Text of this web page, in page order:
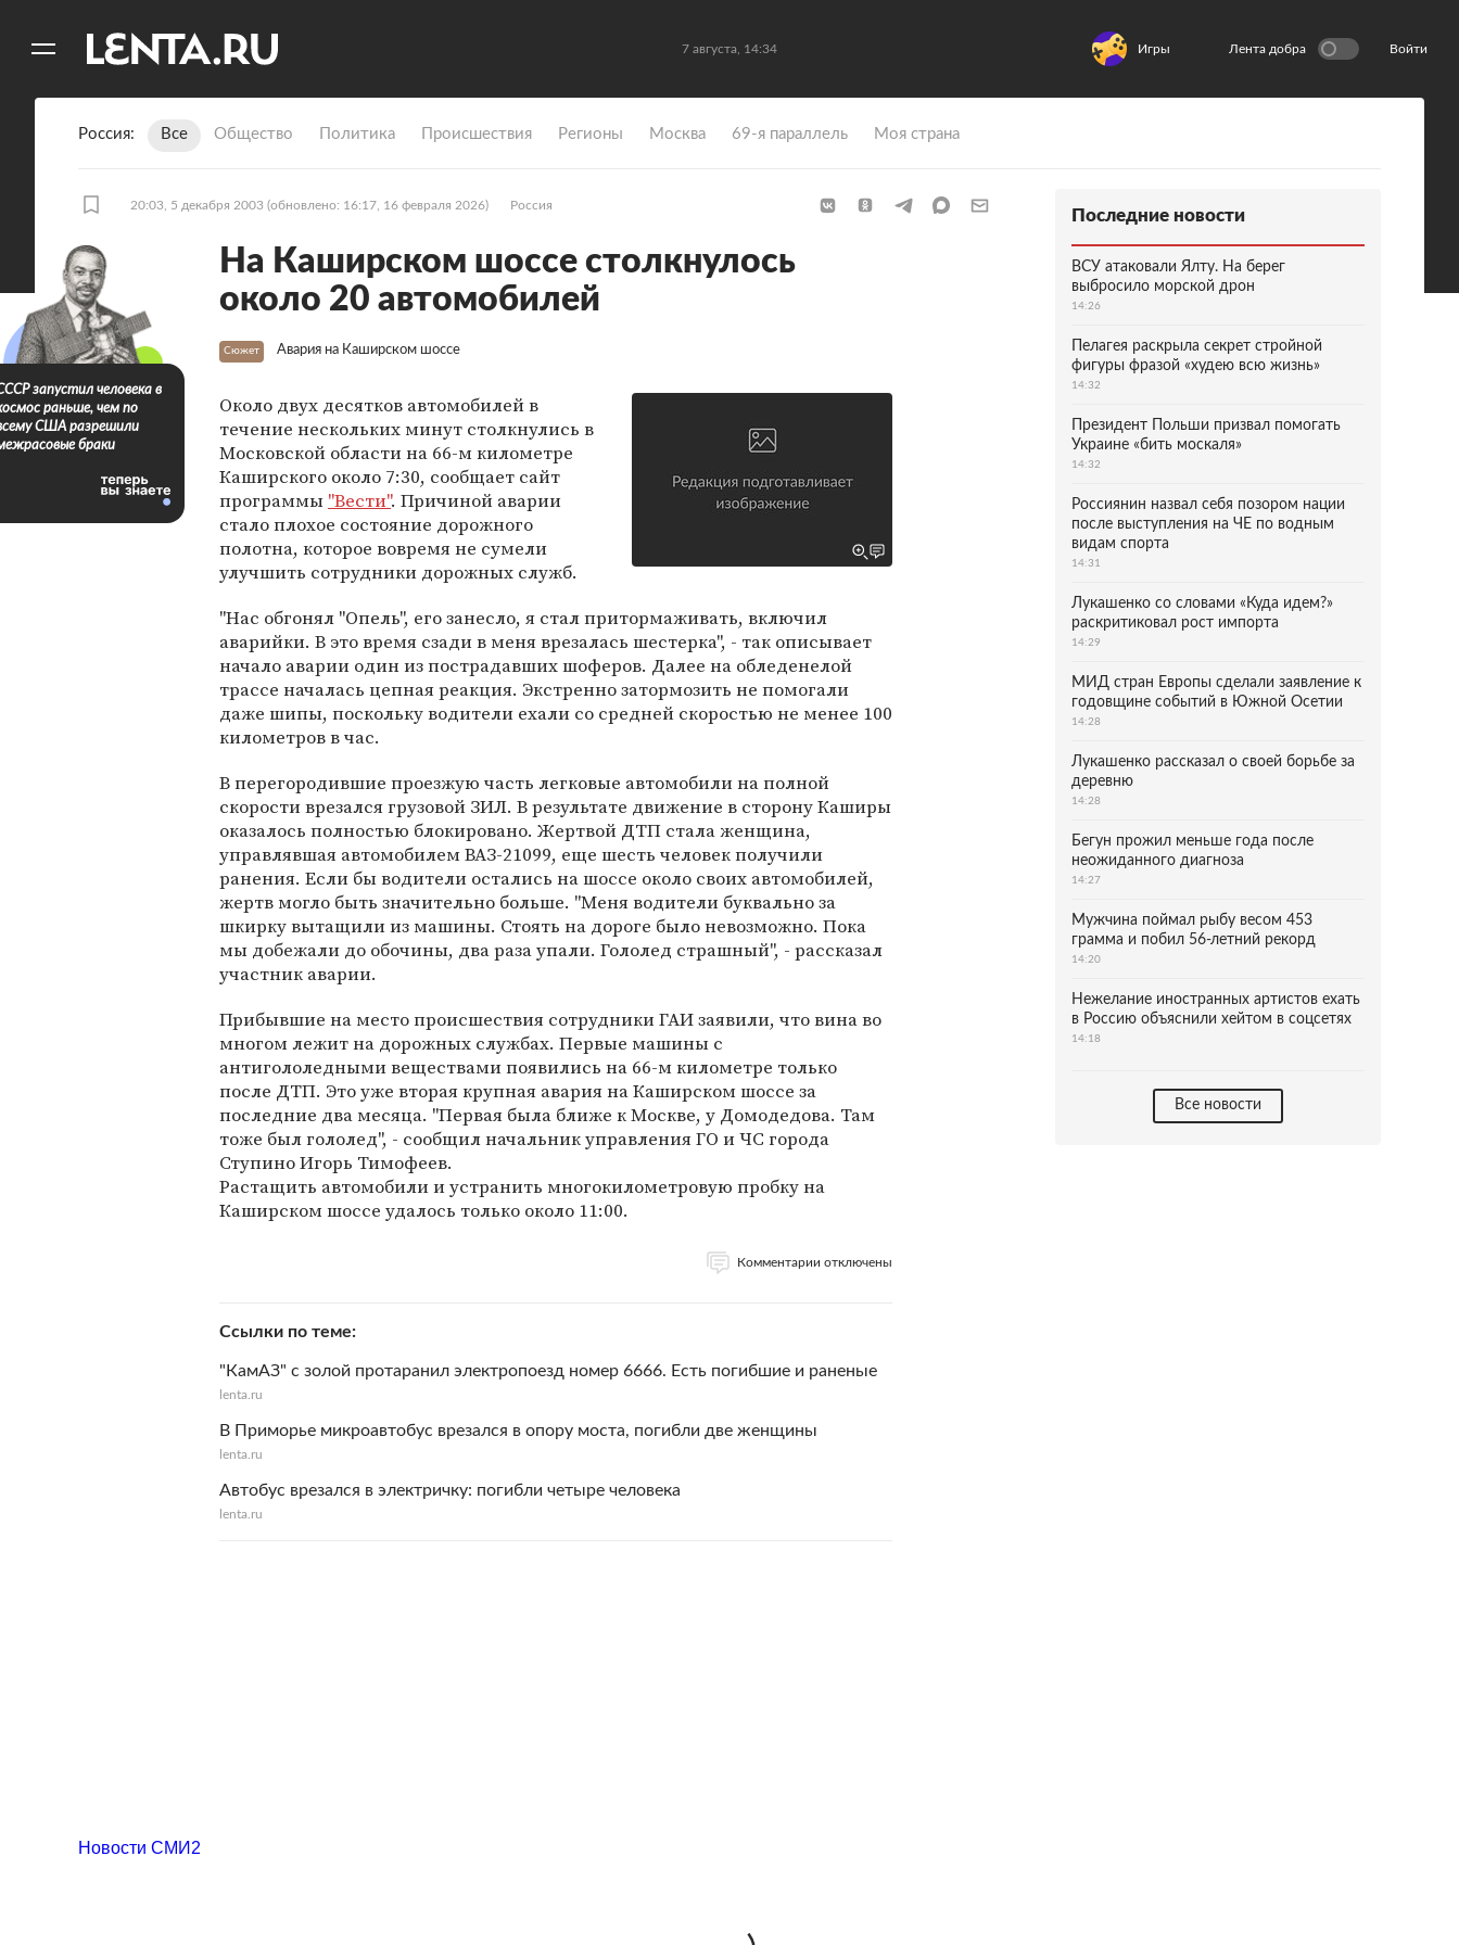
7 августа, 14:34 Игры Лента добра Войти
Россия Все Общество Политика Происшествия Регионы Москва 69-я параллель Моя страна
20:03, 5 декабря 2003 (обновлено: 16:17, 16 февраля 2026) Россия
На Каширском шоссе столкнулось
около 20 автомобилей
Сюжет Авария на Каширском шоссе
Около двух десятков автомобилей в
течение нескольких минут столкнулись в
Московской области на 66-м километре
Каширского около 7:30, сообщает сайт
программы "Вести". Причиной аварии
стало плохое состояние дорожного
полотна, которое вовремя не сумели
улучшить сотрудники дорожных служб.
"Нас обгонял "Опель", его занесло, я стал притормаживать, включил
аварийки. В это время сзади в меня врезалась шестерка", - так описывает
начало аварии один из пострадавших шоферов. Далее на обледенелой
трассе началась цепная реакция. Экстренно затормозить не помогали
даже шипы, поскольку водители ехали со средней скоростью не менее 100
километров в час.
В перегородившие проезжую часть легковые автомобили на полной
скорости врезался грузовой ЗИЛ. В результате движение в сторону Каширы
оказалось полностью блокировано. Жертвой ДТП стала женщина,
управлявшая автомобилем ВАЗ-21099, еще шесть человек получили
ранения. Если бы водители остались на шоссе около своих автомобилей,
жертв могло быть значительно больше. "Меня водители буквально за
шкирку вытащили из машины. Стоять на дороге было невозможно. Пока
мы добежали до обочины, два раза упали. Гололед страшный", - рассказал
участник аварии.
Прибывшие на место происшествия сотрудники ГАИ заявили, что вина во
многом лежит на дорожных службах. Первые машины с
антигололедными веществами появились на 66-м километре только
после ДТП. Это уже вторая крупная авария на Каширском шоссе за
последние два месяца. "Первая была ближе к Москве, у Домодедова. Там
тоже был гололед", - сообщил начальник управления ГО и ЧС города
Ступино Игорь Тимофеев.
Растащить автомобили и устранить многокилометровую пробку на
Каширском шоссе удалось только около 11:00.
Комментарии отключены
Ссылки по теме
"КамАЗ" с золой протаранил электропоезд номер 6666. Есть погибшие и раненые
lenta.ru
В Приморье микроавтобус врезался в опору моста, погибли две женщины
lenta.ru
Автобус врезался в электричку: погибли четыре человека
lenta.ru
запустил человека в
раньше, чем по
США разрешили
браки
Последние новости
ВСУ атаковали Ялту. На берег
выбросило морской дрон
14:26
Пелагея раскрыла секрет стройной
фигуры фразой «худею всю жизнь»
14:32
Президент Польши призвал помогать
Украине «бить москаля»
14:32
Россиянин назвал себя позором нации
после выступления на ЧЕ по водным
видам спорта
14:31
Лукашенко со словами «Куда идем?»
раскритиковал рост импорта
14:29
МИД стран Европы сделали заявление к
годовщине событий в Южной Осетии
14:28
Лукашенко рассказал о своей борьбе за
деревню
14:28
Бегун прожил меньше года после
неожиданного диагноза
14:27
Мужчина поймал рыбу весом 453
грамма и побил 56-летний рекорд
14:20
Нежелание иностранных артистов ехать
в Россию объяснили хейтом в соцсетях
14:18
Все новости
Новости СМИ2